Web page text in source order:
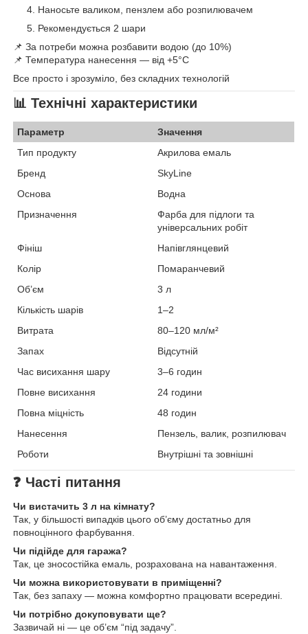
Наносьте валиком, пензлем або розпилювачем
Рекомендується 2 шари
📌 За потреби можна розбавити водою (до 10%)
📌 Температура нанесення — від +5°C
Все просто і зрозуміло, без складних технологій
📊 Технічні характеристики
Параметр
Значення
Тип продукту
Акрилова емаль
Бренд
SkyLine
Основа
Водна
Призначення
Фарба для підлоги та
універсальних робіт
Фініш
Напівглянцевий
Колір
Помаранчевий
Об’єм
3 л
Кількість шарів
1–2
Витрата
80–120 мл/м²
Запах
Відсутній
Час висихання шару
3–6 годин
Повне висихання
24 години
Повна міцність
48 годин
Нанесення
Пензель, валик, розпилювач
Роботи
Внутрішні та зовнішні
❓ Часті питання
Чи вистачить 3 л на кімнату?
Так, у більшості випадків цього об’єму достатньо для
повноцінного фарбування.
Чи підійде для гаража?
Так, це зносостійка емаль, розрахована на навантаження.
Чи можна використовувати в приміщенні?
Так, без запаху — можна комфортно працювати всередині.
Чи потрібно докуповувати ще?
Зазвичай ні — це об’єм “під задачу”.